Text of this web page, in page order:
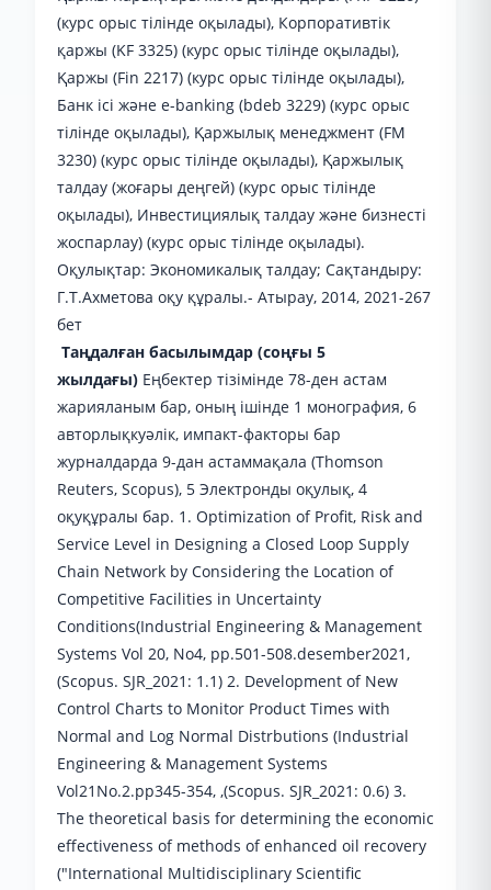
(курс орыс тілінде оқылады), Корпоративтік
қаржы (KF 3325) (курс орыс тілінде оқылады),
Қаржы (Fin 2217) (курс орыс тілінде оқылады),
Банк ісі және e-banking (bdeb 3229) (курс орыс
тілінде оқылады), Қаржылық менеджмент (FM
3230) (курс орыс тілінде оқылады), Қаржылық
талдау (жоғары деңгей) (курс орыс тілінде
оқылады), Инвестициялық талдау және бизнесті
жоспарлау) (курс орыс тілінде оқылады).
Оқулықтар: Экономикалық талдау; Сақтандыру:
Г.Т.Ахметова оқу құралы.- Атырау, 2014, 2021-267
бет
Таңдалған басылымдар (соңғы 5
жылдағы) Еңбектер тізімінде 78-ден астам
жарияланым бар, оның ішінде 1 монография, 6
авторлықкуәлік, импакт-факторы бар
журналдарда 9-дан астаммақала (Thomson
Reuters, Scopus), 5 Электронды оқулық, 4
оқуқұралы бар. 1. Optimization of Profit, Risk and
Service Level in Designing a Closed Loop Supply
Chain Network by Considering the Location of
Competitive Facilities in Uncertainty
Conditions(Industrial Engineering & Management
Systems Vol 20, No4, pp.501-508.desember2021,
(Scopus. SJR_2021: 1.1) 2. Development of New
Control Charts to Monitor Product Times with
Normal and Log Normal Distrbutions (Industrial
Engineering & Management Systems
Vol21No.2.pp345-354, ,(Scopus. SJR_2021: 0.6) 3.
The theoretical basis for determining the economic
effectiveness of methods of enhanced oil recovery
("International Multidisciplinary Scientific